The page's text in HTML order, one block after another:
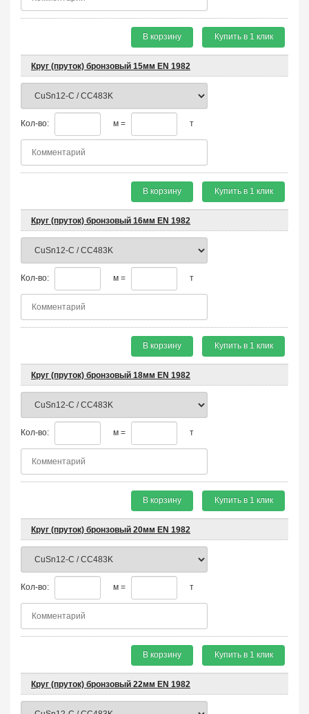
В корзину Купить в 1 клик
Круг (пруток) бронзовый 15мм EN 1982
Кол-во: м = т
В корзину Купить в 1 клик
Круг (пруток) бронзовый 16мм EN 1982
Кол-во: м = т
В корзину Купить в 1 клик
Круг (пруток) бронзовый 18мм EN 1982
Кол-во: м = т
В корзину Купить в 1 клик
Круг (пруток) бронзовый 20мм EN 1982
Кол-во: м = т
В корзину Купить в 1 клик
Круг (пруток) бронзовый 22мм EN 1982